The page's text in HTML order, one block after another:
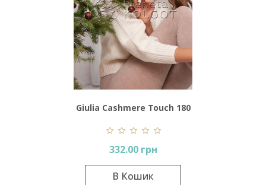
Giulia Cashmere Touch 180
Den
332.00 грн
В Кошик